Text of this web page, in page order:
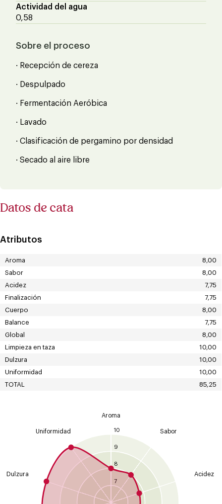
Actividad del agua
0,58
Sobre el proceso
· Recepción de cereza
· Despulpado
· Fermentación Aeróbica
· Lavado
· Clasificación de pergamino por densidad
· Secado al aire libre
Datos de cata
Atributos
Aroma
8,00
Sabor
8,00
Acidez
7,75
Finalización
7,75
Cuerpo
8,00
Balance
7,75
Global
8,00
Limpieza en taza
10,00
Dulzura
10,00
Uniformidad
10,00
TOTAL
85,25
10
9
8
7
Aroma
Sabor
Acidez
Dulzura
Uniformidad